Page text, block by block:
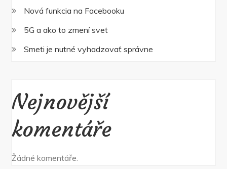
Nová funkcia na Facebooku
5G a ako to zmení svet
Smeti je nutné vyhadzovať správne
Nejnovější
komentáře
Žádné komentáře.